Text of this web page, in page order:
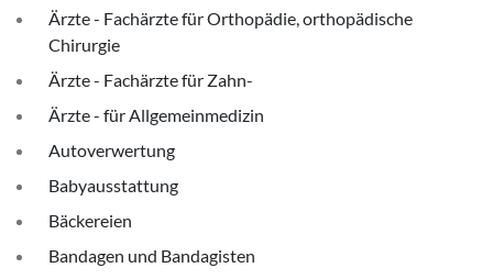
Ärzte - Fachärzte für Orthopädie, orthopädische
Chirurgie
Ärzte - Fachärzte für Zahn-
Ärzte - für Allgemeinmedizin
Autoverwertung
Babyausstattung
Bäckereien
Bandagen und Bandagisten